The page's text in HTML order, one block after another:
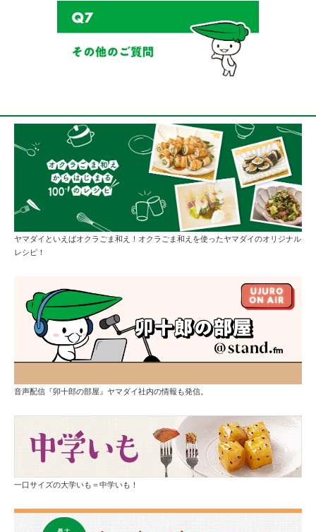
ヤマダイといえばオクラごま和え！オクラごま和えを使ったヤマダイのオリジナル
レシピ！
音声配信『卯十郎の部屋』ヤマダイ社内の情報も発信。
一口サイズの大学いも＝中学いも！